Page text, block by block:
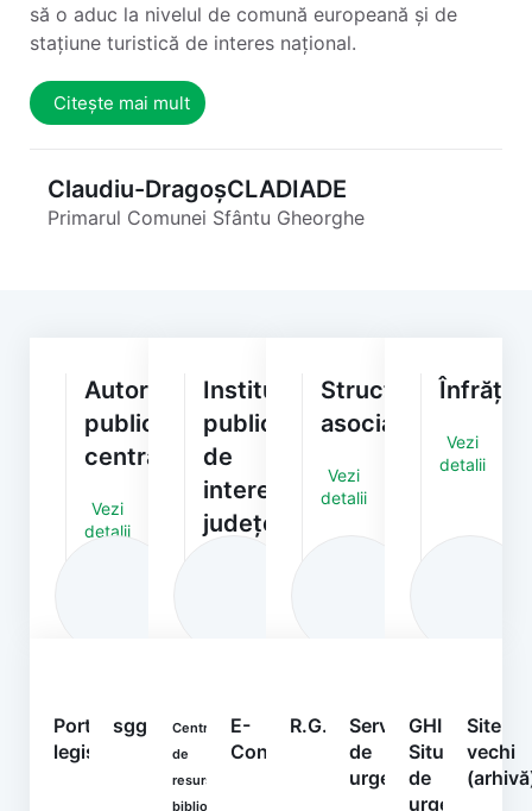
să o aduc la nivelul de comună europeană și de
stațiune turistică de interes național.
Citește mai mult
Claudiu-DragoșCLADIADE
Primarul Comunei Sfântu Gheorghe
Autorități/Instituții
publice
centrale
Vezi
detalii
Instituții
publice
de
interes
județean
Structuri
asociative
Vezi
detalii
Înfrățiri
Vezi
detalii
Portal
legislativ
sgg.gov.ro
Centrul
de
resurse
bibliografice
E-
Consultare
R.G.P.D.Serviciul
de
urgență
GHIDURI
Situații
de
urgență
Site
vechi